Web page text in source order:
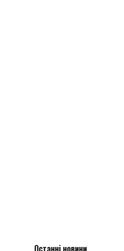
Останні новини